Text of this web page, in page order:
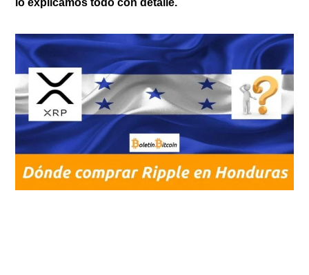
lo explicamos todo con detalle.